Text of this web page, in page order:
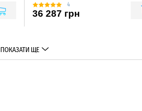
4
36 287 грн
ПОКАЗАТИ ЩЕ